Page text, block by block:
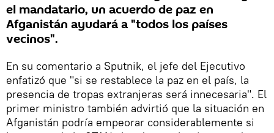
el mandatario, un acuerdo de paz en
Afganistán ayudará a "todos los países
vecinos".
En su comentario a Sputnik, el jefe del Ejecutivo
enfatizó que "si se restablece la paz en el país, la
presencia de tropas extranjeras será innecesaria". El
primer ministro también advirtió que la situación en
Afganistán podría empeorar considerablemente si